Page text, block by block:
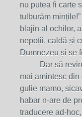
nu putea fi carte
tulburăm
blajin al ochilor,
nepoții, caldă și
Dumnezeu și se
Dar să revin
mai amintesc din
gulie mamo,
habar n-are de
traducere ad-